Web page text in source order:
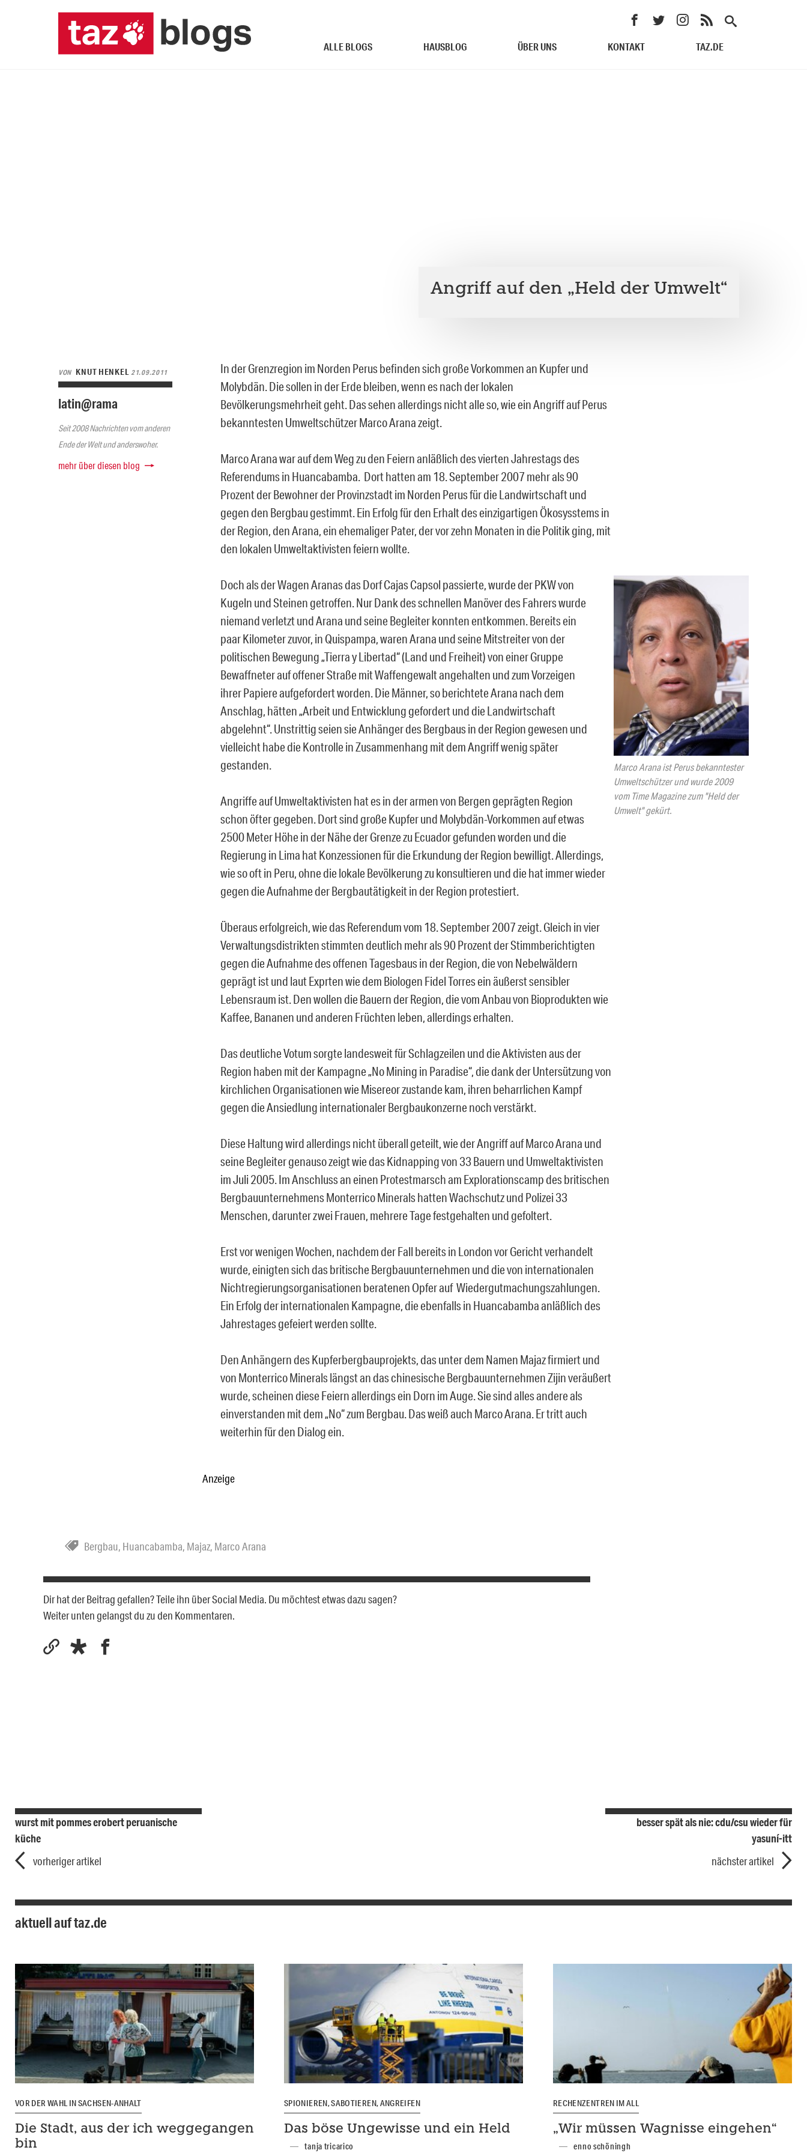
ALLE BLOGS HAUSBLOG ÜBER UNS KONTAKT TAZ.DE
Angriff auf den „Held der Umwelt“
VON KNUT HENKEL21.09.2011
latin@rama
Seit 2008 Nachrichten vom anderen
Ende der Welt und anderswoher.
mehr über diesen blog
In der Grenzregion im Norden Perus befinden sich große Vorkommen an Kupfer und
Molybdän. Die sollen in der Erde bleiben, wenn es nach der lokalen
Bevölkerungsmehrheit geht. Das sehen allerdings nicht alle so, wie ein Angriff auf Perus
bekanntesten Umweltschützer Marco Arana zeigt.
Marco Arana war auf dem Weg zu den Feiern anläßlich des vierten Jahrestags des
Referendums in Huancabamba. Dort hatten am 18. September 2007 mehr als 90
Prozent der Bewohner der Provinzstadt im Norden Perus für die Landwirtschaft und
gegen den Bergbau gestimmt. Ein Erfolg für den Erhalt des einzigartigen Ökosysstems in
der Region, den Arana, ein ehemaliger Pater, der vor zehn Monaten in die Politik ging, mit
den lokalen Umweltaktivisten feiern wollte.
Marco Arana ist Perus bekanntester
Umweltschützer und wurde 2009
vom Time Magazine zum "Held der
Umwelt" gekürt.
Doch als der Wagen Aranas das Dorf Cajas Capsol passierte, wurde der PKW von
Kugeln und Steinen getroffen. Nur Dank des schnellen Manöver des Fahrers wurde
niemand verletzt und Arana und seine Begleiter konnten entkommen. Bereits ein
paar Kilometer zuvor, in Quispampa, waren Arana und seine Mitstreiter von der
politischen Bewegung „Tierra y Libertad“ (Land und Freiheit) von einer Gruppe
Bewaffneter auf offener Straße mit Waffengewalt angehalten und zum Vorzeigen
ihrer Papiere aufgefordert worden. Die Männer, so berichtete Arana nach dem
Anschlag, hätten „Arbeit und Entwicklung gefordert und die Landwirtschaft
abgelehnt“. Unstrittig seien sie Anhänger des Bergbaus in der Region gewesen und
vielleicht habe die Kontrolle in Zusammenhang mit dem Angriff wenig später
gestanden.
Angriffe auf Umweltaktivisten hat es in der armen von Bergen geprägten Region
schon öfter gegeben. Dort sind große Kupfer und Molybdän-Vorkommen auf etwas
2500 Meter Höhe in der Nähe der Grenze zu Ecuador gefunden worden und die
Regierung in Lima hat Konzessionen für die Erkundung der Region bewilligt. Allerdings,
wie so oft in Peru, ohne die lokale Bevölkerung zu konsultieren und die hat immer wieder
gegen die Aufnahme der Bergbautätigkeit in der Region protestiert.
Überaus erfolgreich, wie das Referendum vom 18. September 2007 zeigt. Gleich in vier
Verwaltungsdistrikten stimmten deutlich mehr als 90 Prozent der Stimmberichtigten
gegen die Aufnahme des offenen Tagesbaus in der Region, die von Nebelwäldern
geprägt ist und laut Exprten wie dem Biologen Fidel Torres ein äußerst sensibler
Lebensraum ist. Den wollen die Bauern der Region, die vom Anbau von Bioprodukten wie
Kaffee, Bananen und anderen Früchten leben, allerdings erhalten.
Das deutliche Votum sorgte landesweit für Schlagzeilen und die Aktivisten aus der
Region haben mit der Kampagne „No Mining in Paradise“, die dank der Untersützung von
kirchlichen Organisationen wie Misereor zustande kam, ihren beharrlichen Kampf
gegen die Ansiedlung internationaler Bergbaukonzerne noch verstärkt.
Diese Haltung wird allerdings nicht überall geteilt, wie der Angriff auf Marco Arana und
seine Begleiter genauso zeigt wie das Kidnapping von 33 Bauern und Umweltaktivisten
im Juli 2005. Im Anschluss an einen Protestmarsch am Explorationscamp des britischen
Bergbauunternehmens Monterrico Minerals hatten Wachschutz und Polizei 33
Menschen, darunter zwei Frauen, mehrere Tage festgehalten und gefoltert.
Erst vor wenigen Wochen, nachdem der Fall bereits in London vor Gericht verhandelt
wurde, einigten sich das britische Bergbauunternehmen und die von internationalen
Nichtregierungsorganisationen beratenen Opfer auf Wiedergutmachungszahlungen.
Ein Erfolg der internationalen Kampagne, die ebenfalls in Huancabamba anläßlich des
Jahrestages gefeiert werden sollte.
Den Anhängern des Kupferbergbauprojekts, das unter dem Namen Majaz firmiert und
von Monterrico Minerals längst an das chinesische Bergbauunternehmen Zijin veräußert
wurde, scheinen diese Feiern allerdings ein Dorn im Auge. Sie sind alles andere als
einverstanden mit dem „No“ zum Bergbau. Das weiß auch Marco Arana. Er tritt auch
weiterhin für den Dialog ein.
Anzeige
Bergbau, Huancabamba, Majaz, Marco Arana
Dir hat der Beitrag gefallen? Teile ihn über Social Media. Du möchtest etwas dazu sagen?
Weiter unten gelangst du zu den Kommentaren.
wurst mit pommes erobert peruanische
küche
vorheriger artikel
besser spät als nie: cdu/csu wieder für
yasuní-itt
nächster artikel
aktuell auf taz.de
VOR DER WAHL IN SACHSEN-ANHALT
Die Stadt, aus der ich weggegangen
bin
SPIONIEREN, SABOTIEREN, ANGREIFEN
Das böse Ungewisse und ein Held
tanja tricarico
RECHENZENTREN IM ALL
„Wir müssen Wagnisse eingehen“
enno schöningh